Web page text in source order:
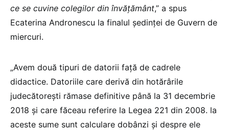
ce se cuvine colegilor din învăţământ,” a spus
Ecaterina Andronescu la finalul şedinţei de Guvern de
miercuri.
„Avem două tipuri de datorii faţă de cadrele
didactice. Datoriile care derivă din hotărârile
judecătoreşti rămase definitive până la 31 decembrie
2018 şi care făceau referire la Legea 221 din 2008. la
aceste sume sunt calculare dobânzi şi despre ele